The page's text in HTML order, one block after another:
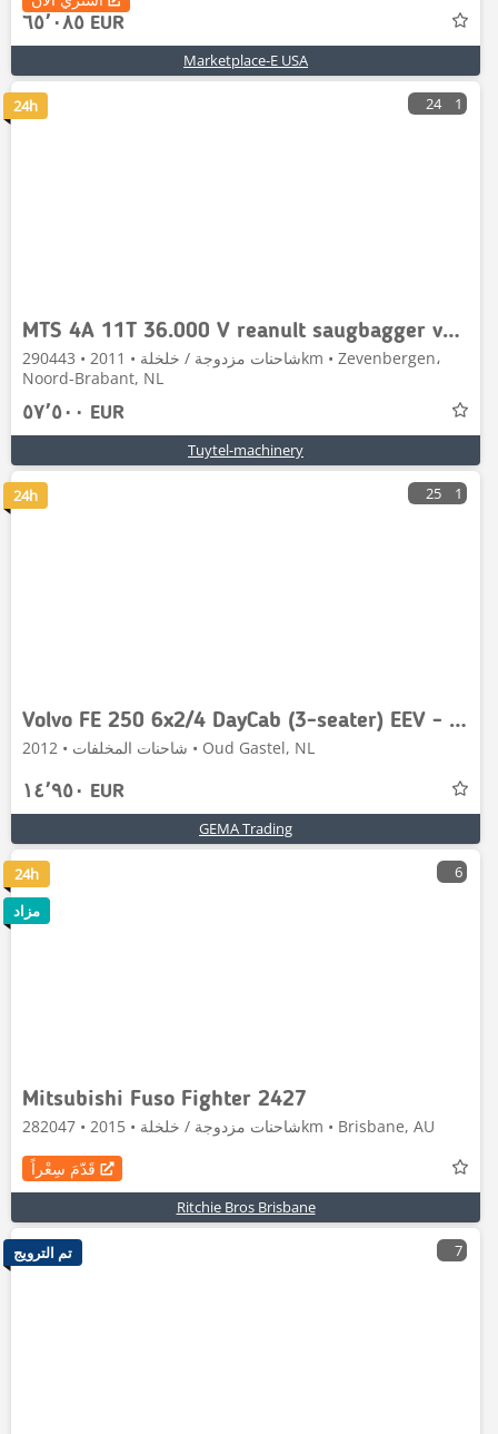
٦٥٬٠٨٥ EUR
Marketplace-E USA
24 1
MTS 4A 11T 36.000 V reanult saugbagger vacuum truck
شاحنات مزدوجة / خلخلة • 2011 • 290443km • Zevenbergen،
Noord-Brabant, NL
٥٧٬٥٠٠ EUR
Tuytel-machinery
24h
25 1
Volvo FE 250 6x2/4 DayCab (3-seater) EEV - Faun PowerPre
شاحنات المخلفات • 2012 • Oud Gastel, NL
١٤٬٩٥٠ EUR
GEMA Trading
24h
6
Mitsubishi Fuso Fighter 2427
شاحنات مزدوجة / خلخلة • 2015 • 282047km • Brisbane, AU
قَدّمَ سِعْراً
Ritchie Bros Brisbane
24h
مزاد
7 تم الترويج